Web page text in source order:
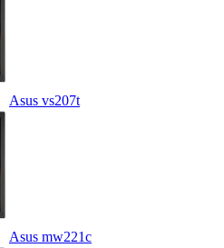
Asus vs207t
Asus mw221c